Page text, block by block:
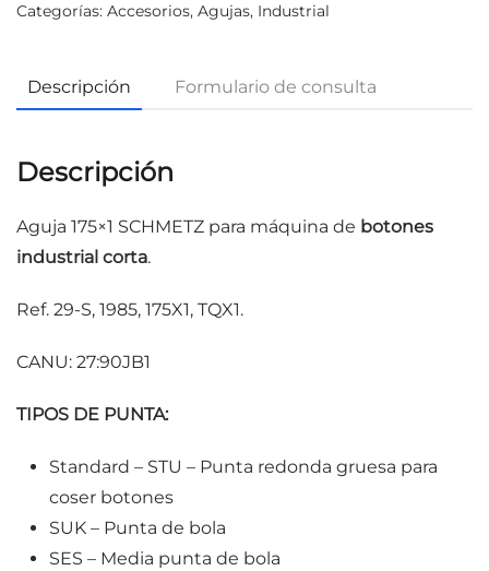
Categorías: Accesorios, Agujas, Industrial
Descripción Formulario de consulta
Descripción
Aguja 175×1 SCHMETZ para máquina de botones
industrial corta.
Ref. 29-S, 1985, 175X1, TQX1.
CANU: 27:90JB1
TIPOS DE PUNTA:
Standard – STU – Punta redonda gruesa para
coser botones
SUK – Punta de bola
SES – Media punta de bola